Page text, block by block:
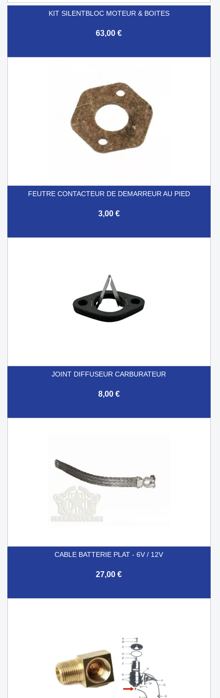
KIT SILENTBLOC MOTEUR & BOITES
63,00 €
FEUTRE CONTACTEUR DE DEMARREUR AU PIED
3,00 €
JOINT DIFFUSEUR CARBURATEUR
8,00 €
CABLE BATTERIE PLAT - 6V / 12V
27,00 €